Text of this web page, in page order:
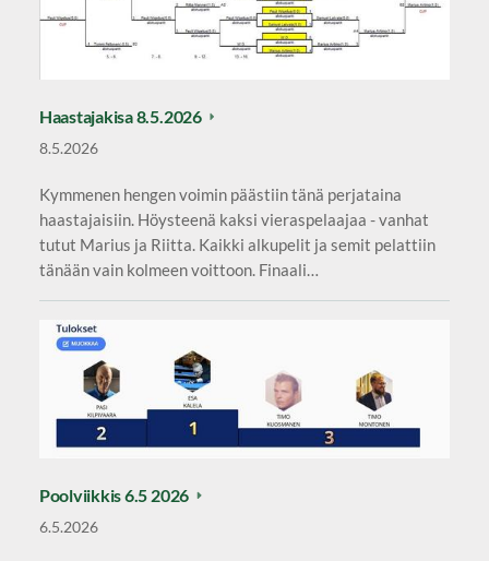
Haastajakisa 8.5.2026
8.5.2026
Kymmenen hengen voimin päästiin tänä perjataina
haastajaisiin. Höysteenä kaksi vieraspelaajaa - vanhat
tutut Marius ja Riitta. Kaikki alkupelit ja semit pelattiin
tänään vain kolmeen voittoon. Finaali…
Poolviikkis 6.5 2026
6.5.2026